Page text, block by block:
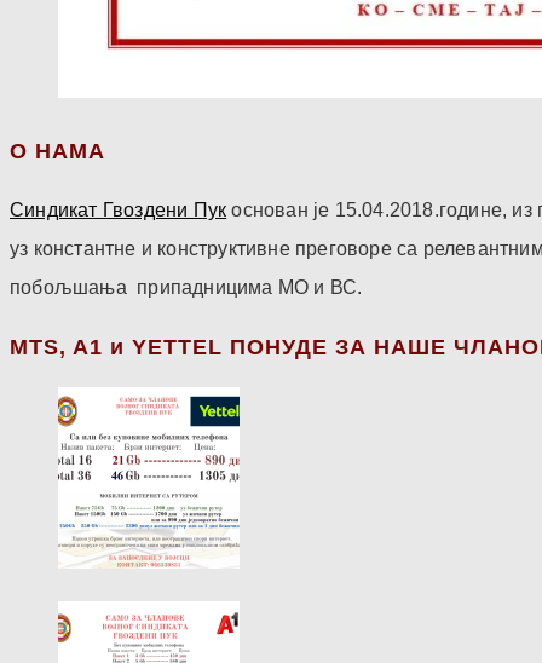
О НАМА
Синдикат Гвоздени Пук основан је 15.04.2018.године,
уз константне и конструктивне преговоре са
побољшања припадницима МО и ВС.
МТS, A1 и YETTEL ПОНУДЕ ЗА НАШЕ